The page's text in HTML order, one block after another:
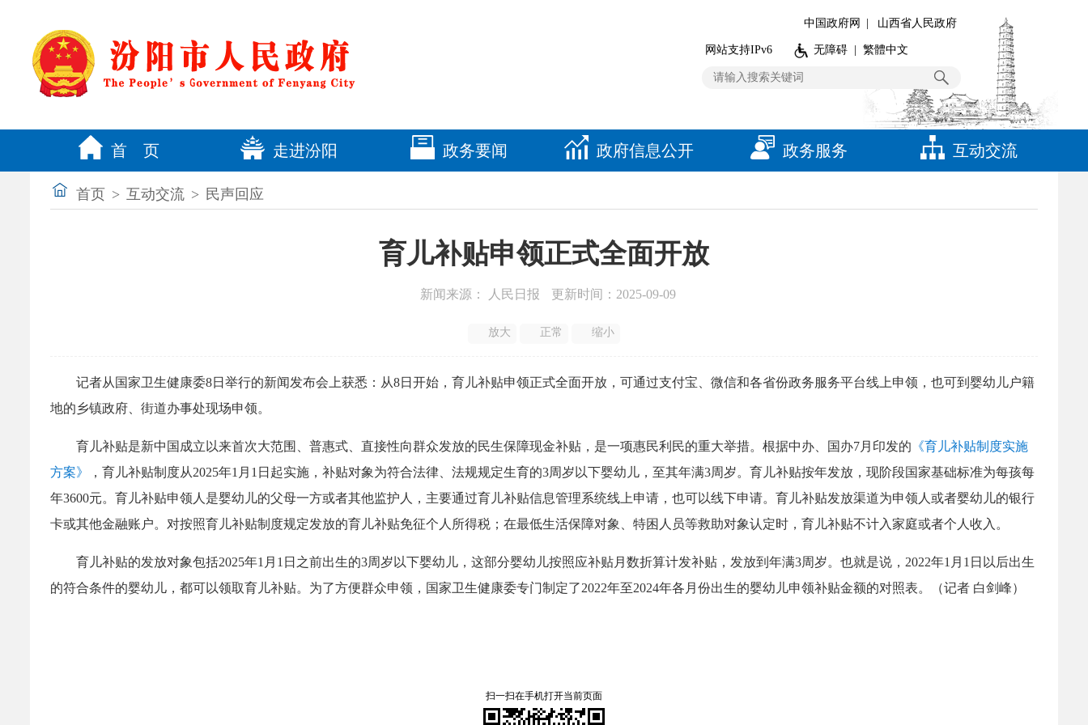
中国政府网 山西省人民政府
网站支持IPv6 无障碍 繁體中文
首 页 走进汾阳 政务要闻 政府信息公开 政务服务 互动交流
首页 > 互动交流 > 民声回应
育儿补贴申领正式全面开放
新闻来源： 人民日报 更新时间：2025-09-09
放大 正常 缩小
记者从国家卫生健康委8日举行的新闻发布会上获悉：从8日开始，育儿补贴申领正式全面开放，可通过支付宝、微信和各省份政务服务平台线上申领，也可到婴幼儿户籍
地的乡镇政府、街道办事处现场申领。
育儿补贴是新中国成立以来首次大范围、普惠式、直接性向群众发放的民生保障现金补贴，是一项惠民利民的重大举措。根据中办、国办7月印发的 《育儿补贴制度实施
方案》
，育儿补贴制度从2025年1月1日起实施，补贴对象为符合法律、法规规定生育的3周岁以下婴幼儿，至其年满3周岁。育儿补贴按年发放，现阶段国家基础标准为每孩每
年3600元。育儿补贴申领人是婴幼儿的父母一方或者其他监护人，主要通过育儿补贴信息管理系统线上申请，也可以线下申请。育儿补贴发放渠道为申领人或者婴幼儿的银行
卡或其他金融账户。对按照育儿补贴制度规定发放的育儿补贴免征个人所得税；在最低生活保障对象、特困人员等救助对象认定时，育儿补贴不计入家庭或者个人收入。
育儿补贴的发放对象包括2025年1月1日之前出生的3周岁以下婴幼儿，这部分婴幼儿按照应补贴月数折算计发补贴，发放到年满3周岁。也就是说，2022年1月1日以后出生
的符合条件的婴幼儿，都可以领取育儿补贴。为了方便群众申领，国家卫生健康委专门制定了2022年至2024年各月份出生的婴幼儿申领补贴金额的对照表。（记者 白剑峰）
扫一扫在手机打开当前页面